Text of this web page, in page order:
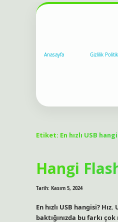
Anasayfa Gizlilik
Etiket: En hızlı USB
Hangi
Tarih: Kasım 5, 2024
En hızlı USB hangisi?
baktığınızda bu farkı